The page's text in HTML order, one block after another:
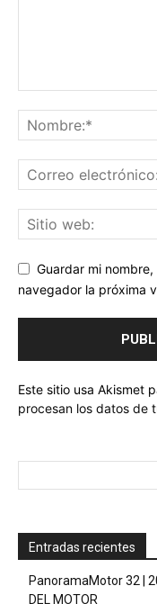
Guardar mi
navegador la próxima
Este sitio usa Akismet
procesan los datos de
Entradas recientes
PanoramaMotor 32 |
DEL MOTOR